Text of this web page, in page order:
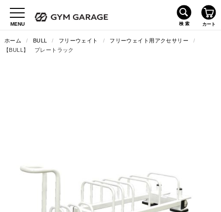
ホーム / BULL / フリーウェイト / フリーウェイト用アクセサリー
/
【BULL】 プレートラック